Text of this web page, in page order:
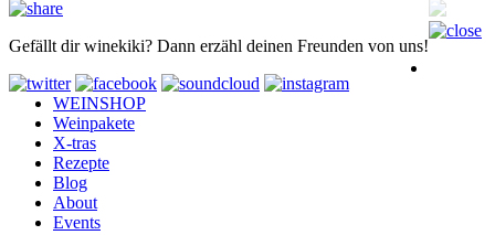
Gefällt dir winekiki? Dann erzähl deinen Freunden von uns!
WEINSHOP
Weinpakete
X-tras
Rezepte
Blog
About
Events